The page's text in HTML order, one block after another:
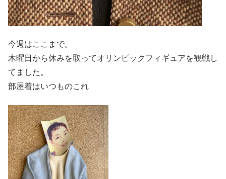
今週はここまで。
木曜日から休みを取ってオリンピックフィギュアを観戦し
てました。
部屋着はいつものこれ